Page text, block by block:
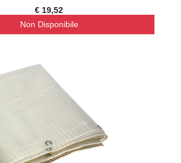
€ 19,52
Non Disponibile